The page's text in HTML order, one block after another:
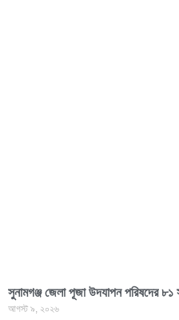
সুনামগঞ্জ জেলা পূজা উদযাপন পরিষদের ৮১
আগস্ট ৯, ২০২৬